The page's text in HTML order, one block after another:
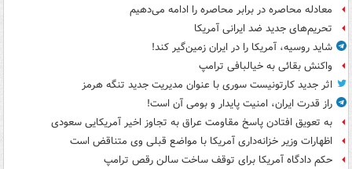
معادله محاصره در برابر محاصره را ادامه می‌دهیم
تحریم‌های جدید ضد ایرانی آمریکا
شاید روسیه، آمریکا را در ایران زمین‌گیر کند!
واکنش بقائی به خیالبافی ترامپ
اثر جدید کارتونیست سوری با عنوان مدیریت جدید تنگه هرمز
راز قدرت ایران، امنیت پایدار و بومی آن است!
به تعویق افتادن پاسخ مقاومت عراق به تجاوز اخیر آمریکایی سعودی
اظهارات وزیر خزانه‌داری آمریکا با مواضع قبلی وی متناقض است
حکم دادگاه آمریکا برای توقف ساخت سالن رقص ترامپ